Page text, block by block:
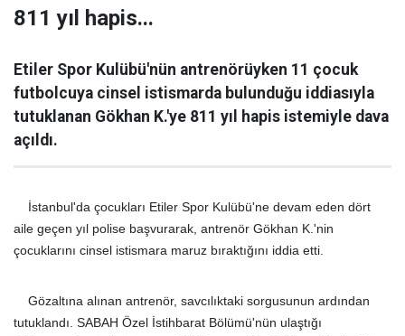
811 yıl hapis...
Etiler Spor Kulübü'nün antrenörüyken 11 çocuk
futbolcuya cinsel istismarda bulunduğu iddiasıyla
tutuklanan Gökhan K.'ye 811 yıl hapis istemiyle dava
açıldı.
İstanbul'da çocukları Etiler Spor Kulübü'ne devam eden dört
aile geçen yıl polise başvurarak, antrenör Gökhan K.'nin
çocuklarını cinsel istismara maruz bıraktığını iddia etti.
Gözaltına alınan antrenör, savcılıktaki sorgusunun ardından
tutuklandı. SABAH Özel İstihbarat Bölümü'nün ulaştığı